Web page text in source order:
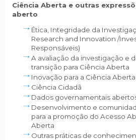
Ciência Aberta e outras
aberto
Ética, Integridade da
Research and Innovation /
Responsáveis)
A avaliação da investigação e
transição para Ciência Aberta
Inovação para a Ciência Aberta
Ciência Cidadã
Dados governamentais
Desenvolvimento e
para a promoção do Acesso
Aberta
Outras práticas de